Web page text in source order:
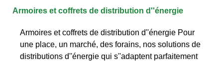
Armoires et coffrets de distribution d''énergie
Armoires et coffrets de distribution d''énergie Pour
une place, un marché, des forains, nos solutions de
distributions d''énergie qui s''adaptent parfaitement